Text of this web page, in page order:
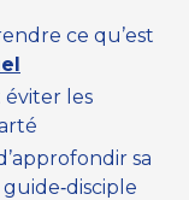
ce qu’est
les
sa